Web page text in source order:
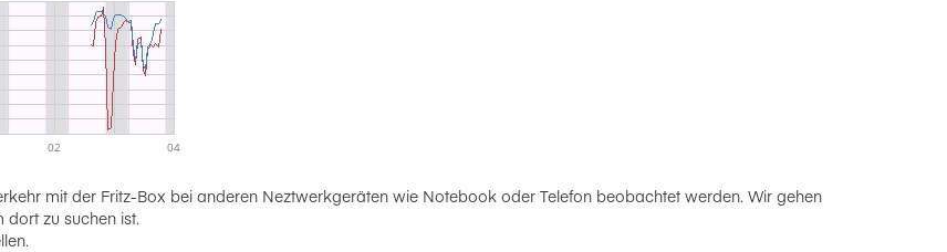
mit der Fritz-Box bei anderen Neztwerkgeräten wie Notebook oder Telefon beobachtet werden. Wir gehen
zu suchen ist.